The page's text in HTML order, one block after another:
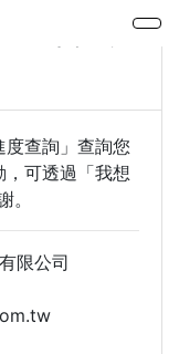
查詢」查詢您
可透過「我想
。
限公司